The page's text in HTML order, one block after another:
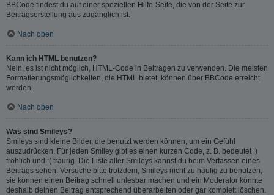
BBCode findest du auf einer speziellen Hilfe-Seite, die von der Seite zur
Beitragserstellung aus zugänglich ist.
Nach oben
Kann ich HTML benutzen?
Nein, es ist nicht möglich, HTML-Code in Beiträgen zu verwenden. Die meisten
Formatierungsmöglichkeiten, die HTML bietet, können über BBCode erreicht
werden.
Nach oben
Was sind Smileys?
Smileys sind kleine Bilder, die benutzt werden können, um ein Gefühl
auszudrücken. Für jeden Smiley gibt es einen kurzen Code, z. B. bedeutet :)
fröhlich und :( traurig. Die Liste aller Smileys kannst du beim Verfassen eines
Beitrags sehen. Versuche bitte trotzdem, Smileys nicht zu häufig zu benutzen,
sie können einen Beitrag schnell unlesbar machen und ein Moderator könnte
deshalb deinen Beitrag entsprechend überarbeiten oder gar komplett löschen.